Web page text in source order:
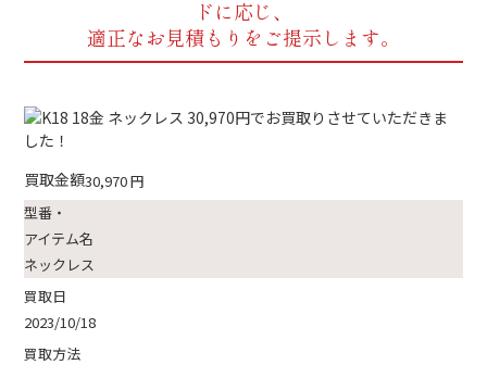
ドに応じ、
適正なお見積もりをご提示します。
買取金額30,970円
型番・
アイテム名
ネックレス
買取日
2023/10/18
買取方法